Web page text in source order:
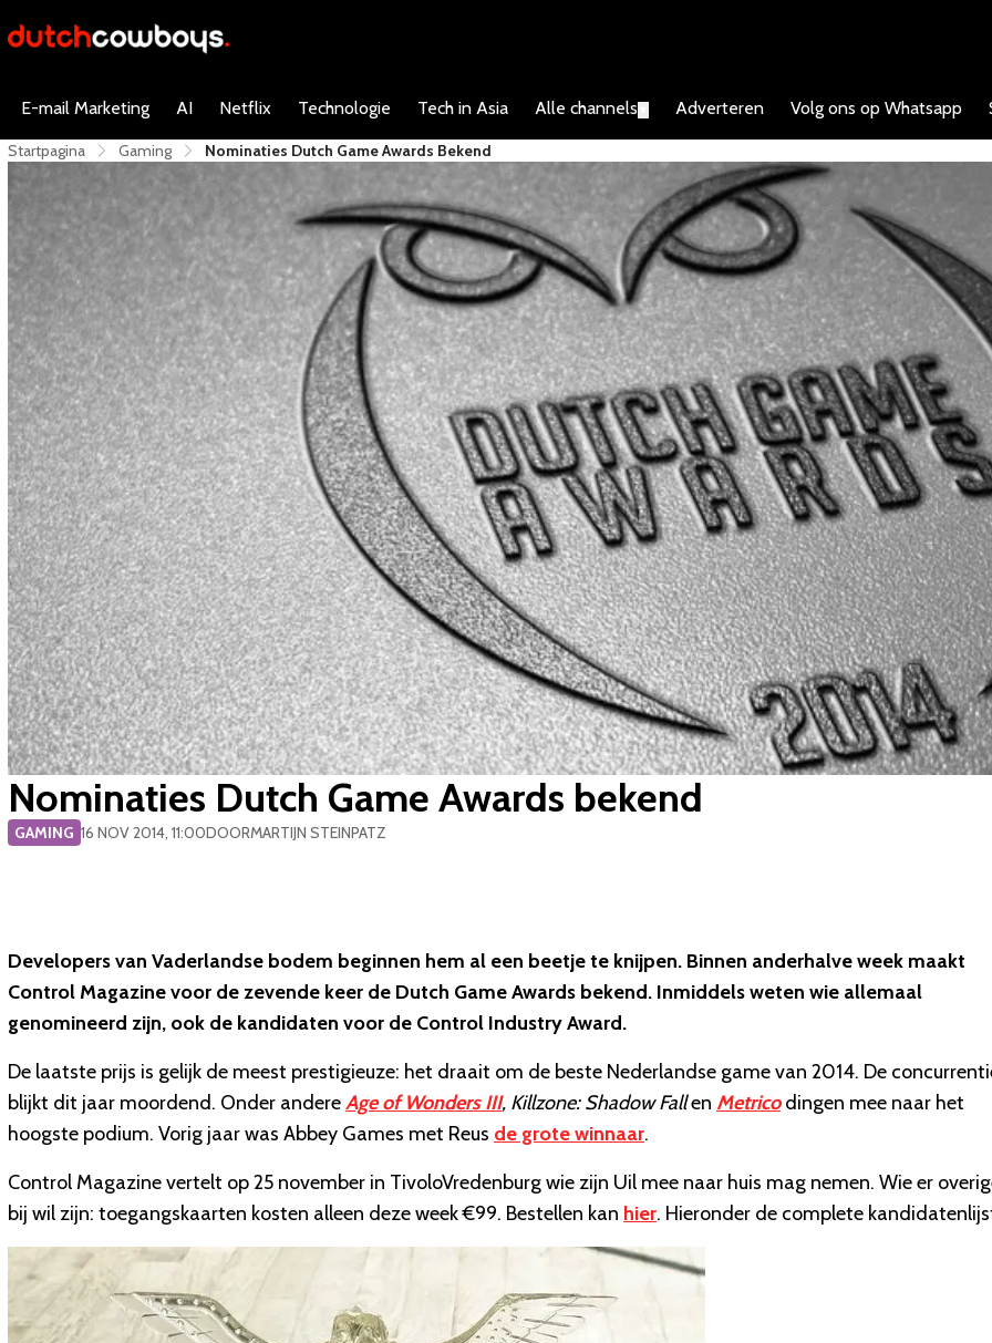
E-mail Marketing AI Netflix Technologie Tech in Asia Alle channels Adverteren Volg ons op Whatsapp
Startpagina Gaming Nominaties Dutch Game Awards Bekend
Nominaties Dutch Game Awards bekend
GAMING 16 NOV 2014, 11:00DOORMARTIJN STEINPATZ
Developers van Vaderlandse bodem beginnen hem al een beetje te knijpen. Binnen anderhalve week maakt
Control Magazine voor de zevende keer de Dutch Game Awards bekend. Inmiddels weten wie allemaal
genomineerd zijn, ook de kandidaten voor de Control Industry Award.
De laatste prijs is gelijk de meest prestigieuze: het draait om de beste Nederlandse game van 2014. De
blijkt dit jaar moordend. Onder andereAge of Wonders III, Killzone: Shadow Fallen Metricodingen mee naar het
hoogste podium. Vorig jaar was Abbey Games met Reus de grote winnaar.
Control Magazine vertelt op 25 november in TivoloVredenburg wie zijn Uil mee naar huis mag nemen. Wie er
bij wil zijn: toegangskaarten kosten alleen deze week €99. Bestellen kan hier. Hieronder de complete